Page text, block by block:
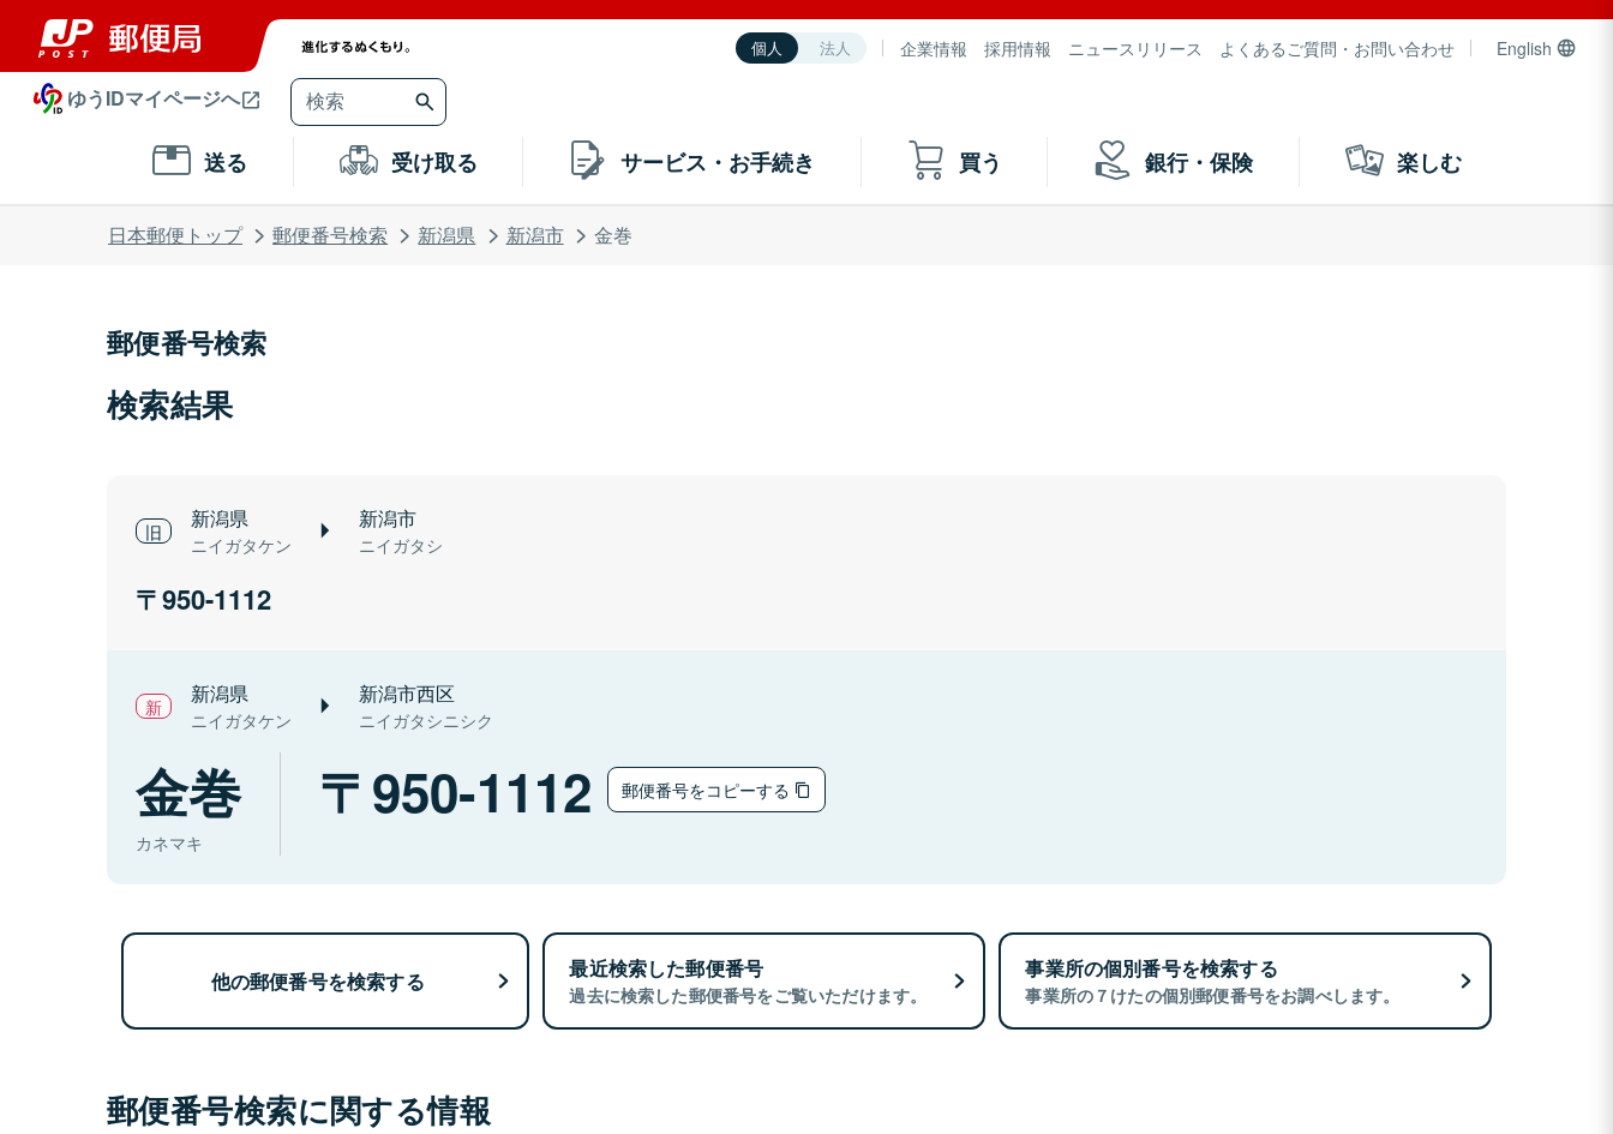
個人 法人 企業情報 採用情報 ニュースリリース よくあるご質問・お問い合わせ English
ゆうIDマイページへ
送る 受け取る サービス・お手続き 買う 銀行・保険 楽しむ
日本郵便トップ 郵便番号検索 新潟県 新潟市 金巻
郵便番号検索
検索結果
新潟県
ニイガタケン
新潟市
ニイガタシ
950-1112
新潟県
ニイガタケン
新潟市西区
ニイガタシニシク
金巻
カネマキ
950-1112 郵便番号をコピーする
他の郵便番号を検索する 最近検索した郵便番号
過去に検索した郵便番号をご覧いただけます。
事業所の個別番号を検索する
事業所の７けたの個別郵便番号をお調べします。
郵便番号検索に関する情報